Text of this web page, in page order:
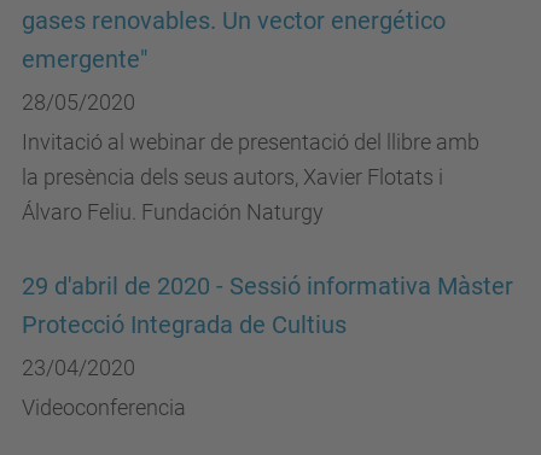
gases renovables. Un vector energético
emergente"
28/05/2020
Invitació al webinar de presentació del llibre amb
la presència dels seus autors, Xavier Flotats i
Álvaro Feliu. Fundación Naturgy
29 d'abril de 2020 - Sessió informativa Màster
Protecció Integrada de Cultius
23/04/2020
Videoconferencia